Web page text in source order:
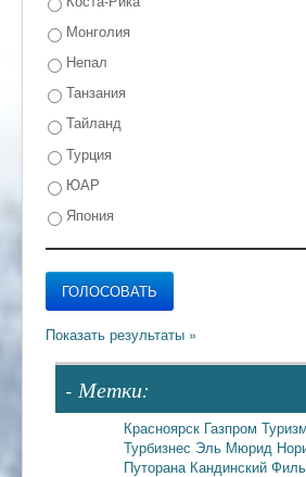
Монголия
Непал
Танзания
Тайланд
Турция
ЮАР
Япония
- Метки:
Красноярск Газпром Туризм
Турбизнес Эль Мюрид
Путорана Кандинский